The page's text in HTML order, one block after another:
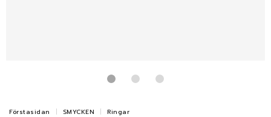
Förstasidan SMYCKEN Ringar